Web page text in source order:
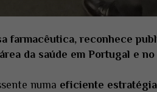
farmacêutica, reconhece
da saúde em Portugal e no
numa eficiente